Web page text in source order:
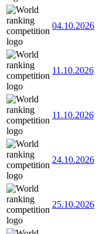
04.10.2026
11.10.2026
11.10.2026
24.10.2026
25.10.2026